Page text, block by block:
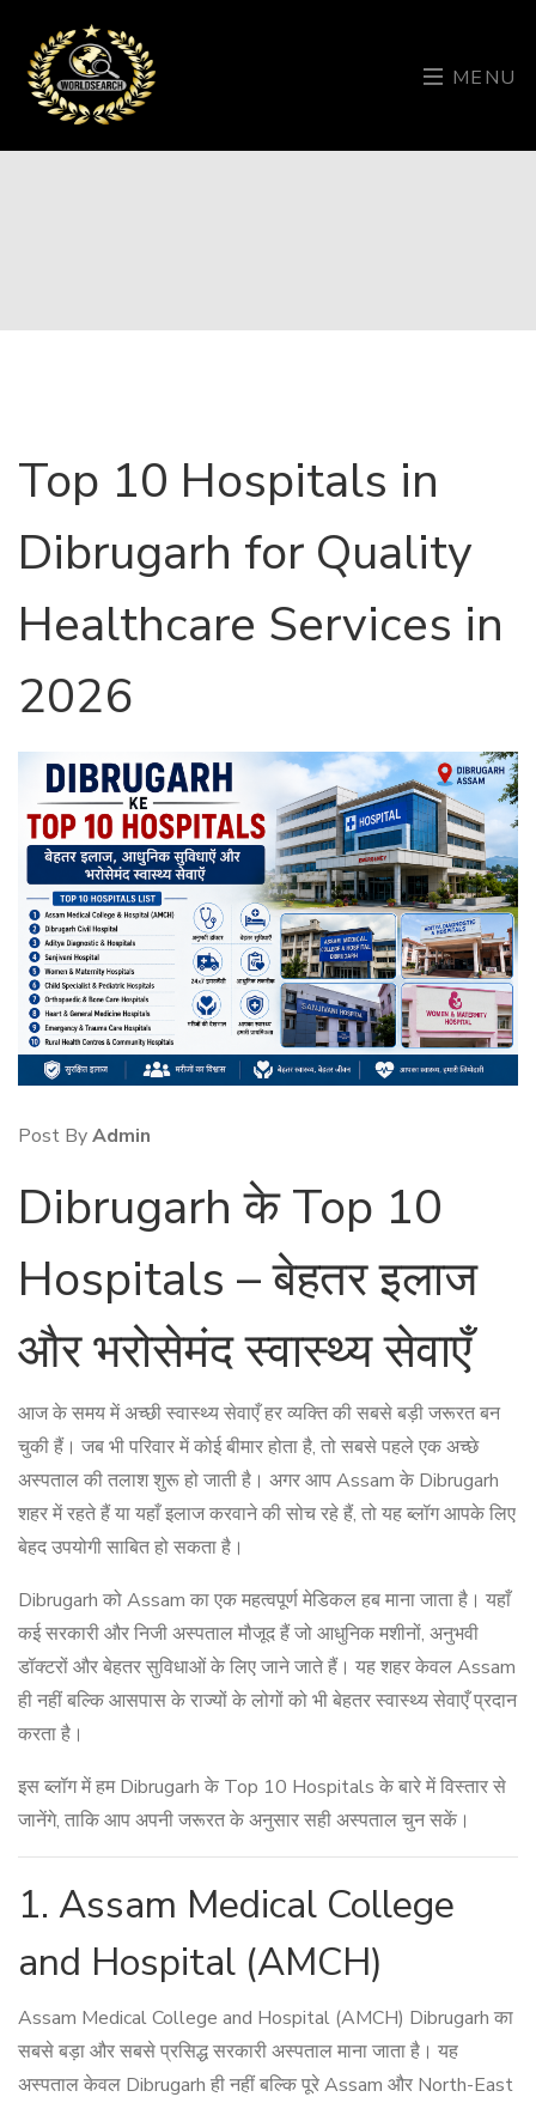
MENU
Top 10 Hospitals in
Dibrugarh for Quality
Healthcare Services in
2026
Post ByAdmin
Dibrugarh के Top 10
Hospitals – बेहतर इलाज
और भरोसेमंद स्वास्थ्य सेवाएँ
आज के समय में अच्छी स्वास्थ्य सेवाएँ हर व्यक्ति की सबसे बड़ी जरूरत बन
चुकी हैं। जब भी परिवार में कोई बीमार होता है, तो सबसे पहले एक अच्छे
अस्पताल की तलाश शुरू हो जाती है। अगर आप Assam के Dibrugarh
शहर में रहते हैं या यहाँ इलाज करवाने की सोच रहे हैं, तो यह ब्लॉग आपके लिए
बेहद उपयोगी साबित हो सकता है।
Dibrugarh को Assam का एक महत्वपूर्ण मेडिकल हब माना जाता है। यहाँ
कई सरकारी और निजी अस्पताल मौजूद हैं जो आधुनिक मशीनों, अनुभवी
डॉक्टरों और बेहतर सुविधाओं के लिए जाने जाते हैं। यह शहर केवल Assam
ही नहीं बल्कि आसपास के राज्यों के लोगों को भी बेहतर स्वास्थ्य सेवाएँ प्रदान
करता है।
इस ब्लॉग में हम Dibrugarh के Top 10 Hospitals के बारे में विस्तार से
जानेंगे, ताकि आप अपनी जरूरत के अनुसार सही अस्पताल चुन सकें।
1. Assam Medical College
and Hospital (AMCH)
Assam Medical College and Hospital (AMCH) Dibrugarh का
सबसे बड़ा और सबसे प्रसिद्ध सरकारी अस्पताल माना जाता है। यह
अस्पताल केवल Dibrugarh ही नहीं बल्कि पूरे Assam और North-East